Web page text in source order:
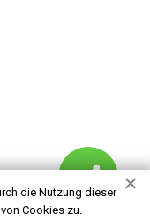
die Nutzung dieser
Cookies zu.